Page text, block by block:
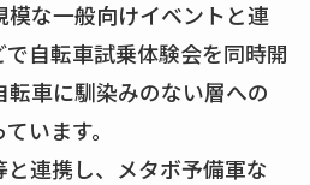
な一般向けイベントと連
自転車試乗体験会を同時開
車に馴染みのない層への
います。
連携し、メタボ予備軍な